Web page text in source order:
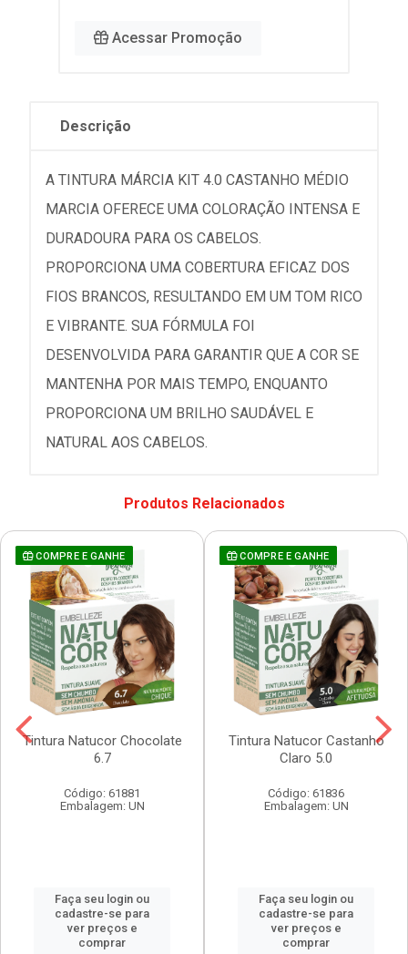
Acessar Promoção
Descrição
A TINTURA MÁRCIA KIT 4.0 CASTANHO MÉDIO
MARCIA OFERECE UMA COLORAÇÃO INTENSA E
DURADOURA PARA OS CABELOS.
PROPORCIONA UMA COBERTURA EFICAZ DOS
FIOS BRANCOS, RESULTANDO EM UM TOM RICO
E VIBRANTE. SUA FÓRMULA FOI
DESENVOLVIDA PARA GARANTIR QUE A COR SE
MANTENHA POR MAIS TEMPO, ENQUANTO
PROPORCIONA UM BRILHO SAUDÁVEL E
NATURAL AOS CABELOS.
Produtos Relacionados
COMPRE E GANHE
Tintura Natucor Chocolate
6.7
Código: 61881
Embalagem: UN
Faça seu login ou
cadastre-se para
ver preços e
comprar
COMPRE E GANHE
Tintura Natucor Castanho
Claro 5.0
Código: 61836
Embalagem: UN
Faça seu login ou
cadastre-se para
ver preços e
comprar